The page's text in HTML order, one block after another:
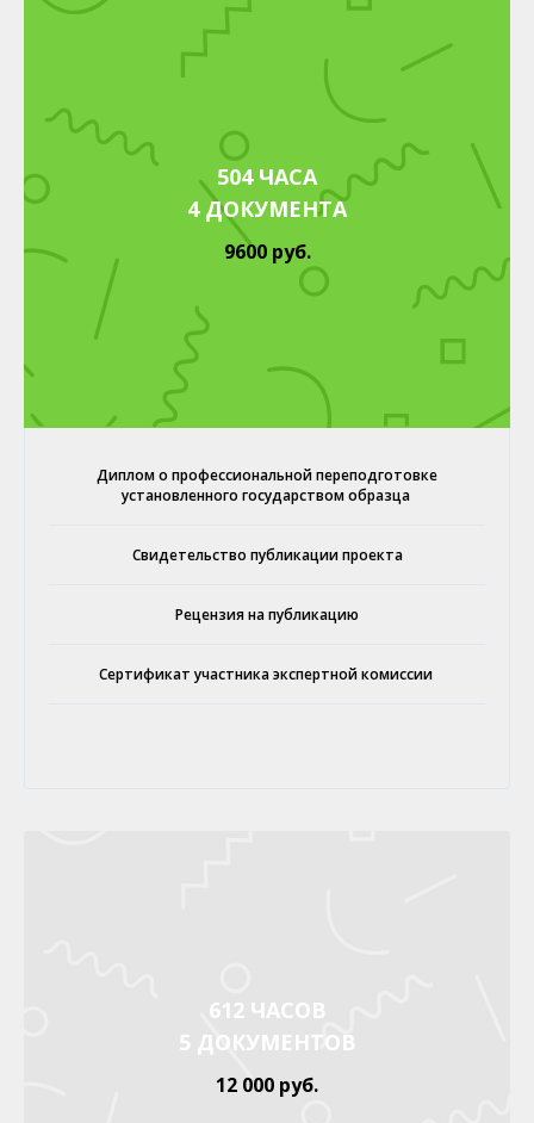
504 ЧАСА
4 ДОКУМЕНТА
9600 руб.
Диплом о профессиональной переподготовке
установленного государством образца
Свидетельство публикации проекта
Рецензия на публикацию
Сертификат участника экспертной комиссии
612 ЧАСОВ
5 ДОКУМЕНТОВ
12 000 руб.